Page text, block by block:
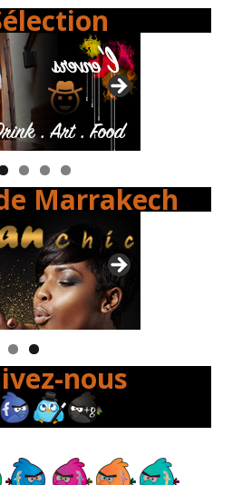
Marrakech
nous